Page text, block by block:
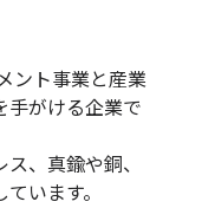
ント事業と産業
手がける企業で
、真鍮や銅、
います。